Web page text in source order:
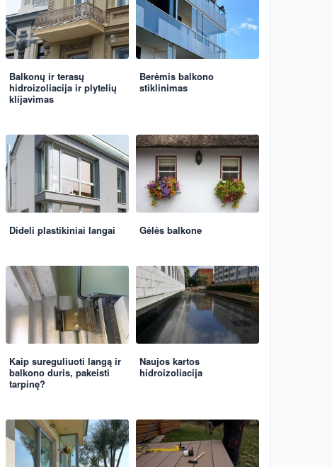
Balkonų ir terasų
hidroizoliacija ir plytelių
klijavimas
Berėmis balkono
stiklinimas
Dideli plastikiniai langai Gėlės balkone
Kaip sureguliuoti langą ir
balkono duris, pakeisti
tarpinę?
Naujos kartos
hidroizoliacija